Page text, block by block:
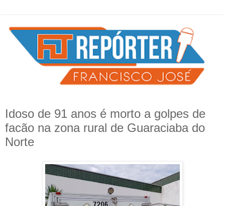
Idoso de 91 anos é morto a golpes de
facão na zona rural de Guaraciaba do
Norte